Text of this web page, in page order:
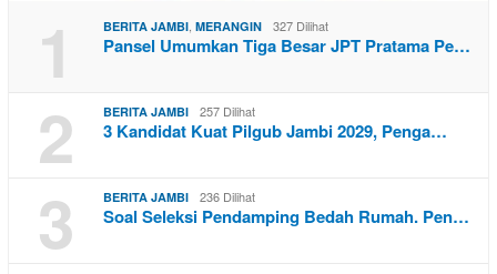
1 BERITA JAMBI MERANGIN 327 Dilihat
Pansel Umumkan Tiga Besar JPT Pratama Pe…
2 BERITA JAMBI 257 Dilihat
3 Kandidat Kuat Pilgub Jambi 2029, Penga…
3 BERITA JAMBI 236 Dilihat
Soal Seleksi Pendamping Bedah Rumah. Pen…